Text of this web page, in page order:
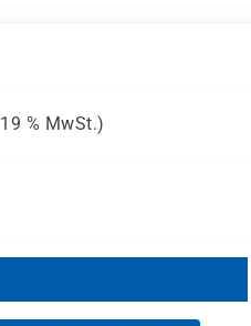
19 % MwSt.)